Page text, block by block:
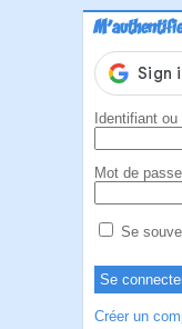
Identifiant ou
Mot de passe
Se
Créer un